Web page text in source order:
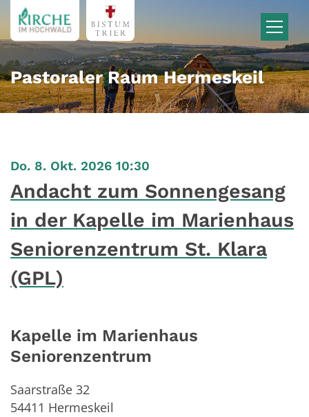
Zum Inhalt springen
Pastoraler Raum Hermeskeil
Do. 8. Okt. 2026 10:30
Andacht zum Sonnengesang
in der Kapelle im Marienhaus
Seniorenzentrum St. Klara
(GPL)
Kapelle im Marienhaus
Seniorenzentrum
Saarstraße 32
54411 Hermeskeil